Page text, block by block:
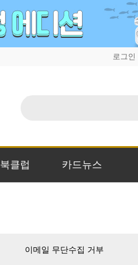
로그인
북클럽 카드뉴스
이메일 무단수집 거부